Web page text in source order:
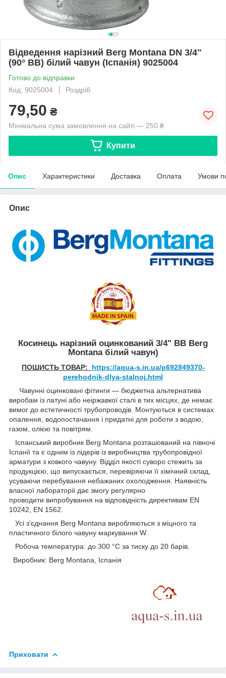
Відведення нарізний Berg Montana DN 3/4"
(90° ВВ) білий чавун (Іспанія) 9025004
Готово до відправки
Код: 9025004
Роздріб
79,50 ₴
Мінімальна сума замовлення на сайті — 250 ₴
Купити
Опис Характеристики Доставка Оплата Умови
Опис
Косинець нарізний оцинкований 3/4" ВВ Berg
Montana білий чавун)
ПОШИСТЬ ТОВАР: https://aqua-s.in.ua/p692849370-
perehodnik-dlya-stalnoj.html
Чавунні оцинковані фітинги — бюджетна альтернатива
виробам із латуні або неіржавкої сталі в тих місцях, де немає
вимог до естетичності трубопроводів. Монтуються в системах
опалення, водопостачання і придатні для роботи з водою,
газом, олією та повітрям.
Іспанський виробник Berg Montana розташований на півночі
Іспанії та є одним із лідерів із виробництва трубопровідної
арматури з ковкого чавуну. Відділ якості суворо стежить за
продукцією, що випускається, перевіряючи її хімічний склад,
усуваючи перебування небажаних охолодження. Наявність
власної лабораторії дає змогу регулярно
проводити випробування на відповідність директивам EN
10242, EN 1562.
Усі з'єднання Berg Montana виробляються з міцного та
пластичного білого чавуну маркування W.
Робоча температура: до 300 °C за тиску до 20 барів.
Виробник: Berg Montana, Іспанія
Приховати